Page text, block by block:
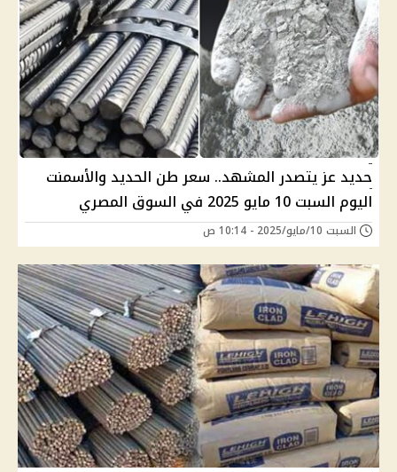
حديد عز يتصدر المشهد.. سعر طن الحديد والأسمنت
اليوم السبت 10 مايو 2025 في السوق المصري
السبت 10/مايو/2025 - 10:14 ص